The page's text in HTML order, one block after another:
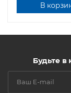
В
Будьте